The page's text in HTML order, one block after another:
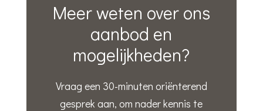
Meer weten over ons
aanbod en
mogelijkheden?
Vraag een 30-minuten oriënterend
gesprek aan, om nader kennis te